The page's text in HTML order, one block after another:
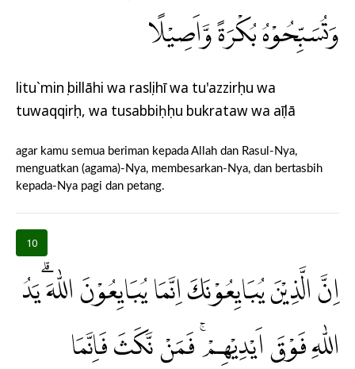
وَتُسَبِّحُوْهُ بُكْرَةً وَّاَصِيْلًا
litu`minụ billāhi wa rasụlihī wa tu'azzirụhu wa
tuwaqqirụh, wa tusabbiḥụhu bukrataw wa aṣīlā
agar kamu semua beriman kepada Allah dan Rasul-Nya,
menguatkan (agama)-Nya, membesarkan-Nya, dan bertasbih
kepada-Nya pagi dan petang.
10
اِنَّ الَّذِيْنَ يُبَايِعُوْنَكَ اِنَّمَا يُبَايِعُوْنَ اللّٰهَ ۗيَدُ
اللّٰهِ فَوْقَ اَيْدِيْهِمْ ۚ فَمَنْ نَّكَثَ فَاِنَّمَا